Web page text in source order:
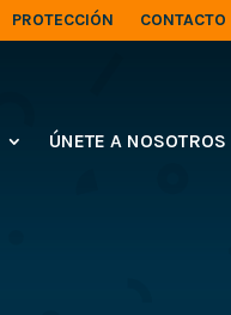
PROTECCIÓN CONTACTO
ÚNETE A NOSOTROS